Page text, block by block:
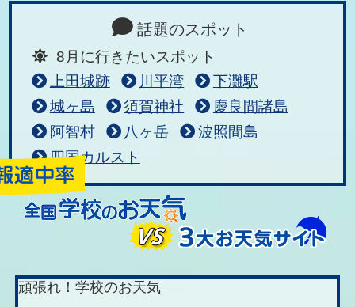
話題のスポット
8月に行きたいスポット
上田城跡
川平湾
下灘駅
城ヶ島
須賀神社
慶良間諸島
阿智村
八ヶ岳
波照間島
四国カルスト
頑張れ！学校のお天気